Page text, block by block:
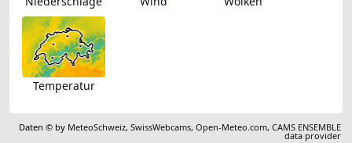
Temperatur
Daten © by MeteoSchweiz,SwissWebcams,Open-Meteo.com,CAMS ENSEMBLE
data provider